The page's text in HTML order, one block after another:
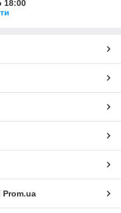
18:00
Prom.ua